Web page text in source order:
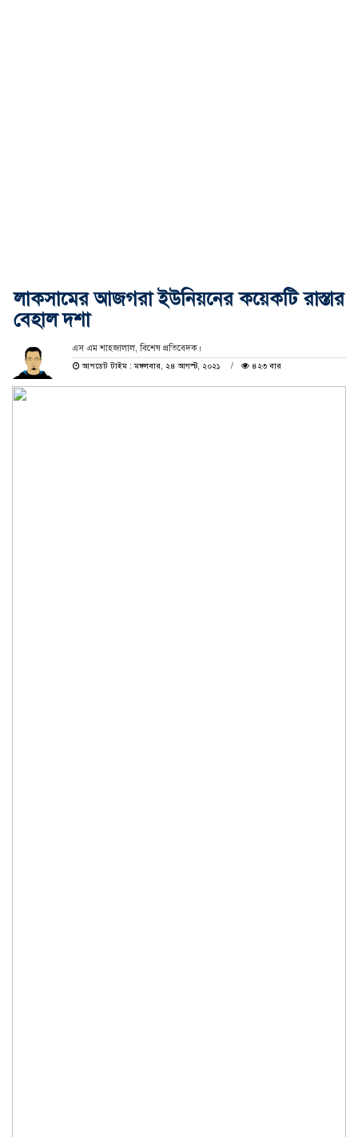
লাকসামের আজগরা ইউনিয়নের কয়েকটি রাস্তার
বেহাল দশা
এস এম শাহজালাল, বিশেষ প্রতিবেদক।
আপডেট টাইম : মঙ্গলবার, ২৪ আগস্ট, ২০২১
৪২৩ বার